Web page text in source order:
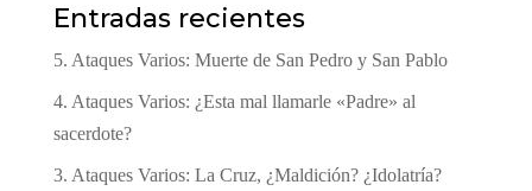
Entradas recientes
5. Ataques Varios: Muerte de San Pedro y San Pablo
4. Ataques Varios: ¿Esta mal llamarle «Padre» al
sacerdote?
3. Ataques Varios: La Cruz, ¿Maldición? ¿Idolatría?